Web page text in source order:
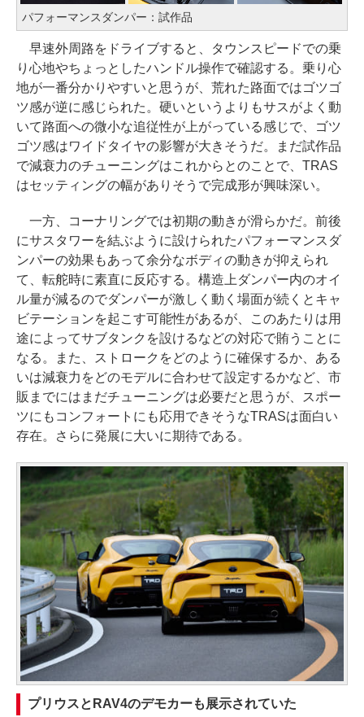
パフォーマンスダンパー：試作品
早速外周路をドライブすると、タウンスピードでの乗
り心地やちょっとしたハンドル操作で確認する。乗り心
地が一番分かりやすいと思うが、荒れた路面ではゴツゴ
ツ感が逆に感じられた。硬いというよりもサスがよく動
いて路面への微小な追従性が上がっている感じで、ゴツ
ゴツ感はワイドタイヤの影響が大きそうだ。まだ試作品
で減衰力のチューニングはこれからとのことで、TRAS
はセッティングの幅がありそうで完成形が興味深い。
一方、コーナリングでは初期の動きが滑らかだ。前後
にサスタワーを結ぶように設けられたパフォーマンスダ
ンパーの効果もあって余分なボディの動きが抑えられ
て、転舵時に素直に反応する。構造上ダンパー内のオイ
ル量が減るのでダンパーが激しく動く場面が続くとキャ
ビテーションを起こす可能性があるが、このあたりは用
途によってサブタンクを設けるなどの対応で賄うことに
なる。また、ストロークをどのように確保するか、ある
いは減衰力をどのモデルに合わせて設定するかなど、市
販までにはまだチューニングは必要だと思うが、スポー
ツにもコンフォートにも応用できそうなTRASは面白い
存在。さらに発展に大いに期待である。
プリウスとRAV4のデモカーも展示されていた